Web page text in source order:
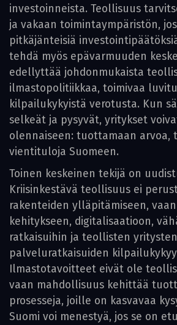
investoinneista. Teollisuus
ja vakaan toimintaympäristön,
pitkäjänteisiä
tehdä myös epävarmuuden
edellyttää johdonmukaista
ilmastopolitiikkaa, toimivaa
kilpailukykyistä verotusta. Kun
selkeät ja pysyvät, yritykset
olennaiseen: tuottamaan arvoa,
vientituloja Suomeen.
Toinen keskeinen tekijä on
Kriisinkestävä teollisuus ei
rakenteiden ylläpitämiseen,
kehitykseen, digitalisaatioon,
ratkaisuihin ja teollisten yritysten
palveluratkaisuiden
Ilmastotavoitteet eivät ole
vaan mahdollisuus kehittää
prosesseja, joille on kasvavaa
Suomi voi menestyä, jos se on